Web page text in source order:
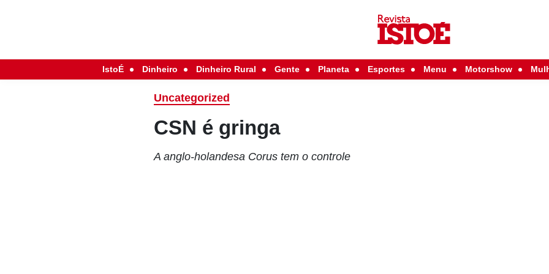
IstoÉ Dinheiro Dinheiro Rural Gente Planeta Esportes Menu Motorshow
Uncategorized
CSN é gringa
A anglo-holandesa Corus tem o controle